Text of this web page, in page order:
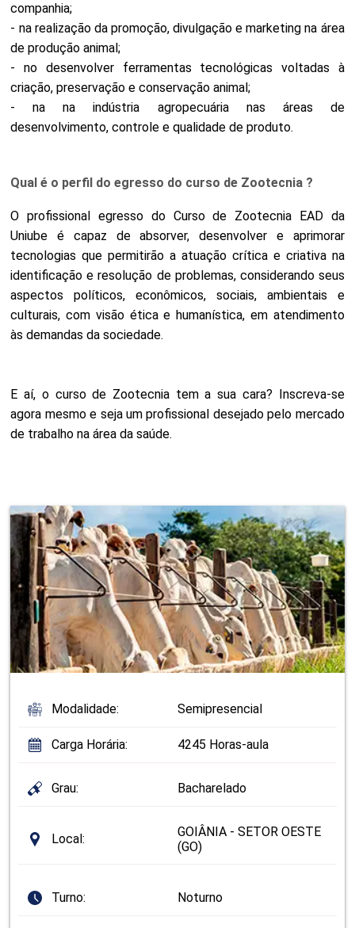
Modalidade: Semipresencial
Carga Horária: 4245 Horas-aula
Grau: Bacharelado
Local:
GOIÂNIA - SETOR OESTE
(GO)
Turno: Noturno
companhia;
- na realização da promoção, divulgação e marketing na área
de produção animal;
- no desenvolver ferramentas tecnológicas voltadas à
criação, preservação e conservação animal;
- na na indústria agropecuária nas áreas de
desenvolvimento, controle e qualidade de produto.
Qual é o perfil do egresso do curso de Zootecnia ?
O profissional egresso do Curso de Zootecnia EAD da
Uniube é capaz de absorver, desenvolver e aprimorar
tecnologias que permitirão a atuação crítica e criativa na
identificação e resolução de problemas, considerando seus
aspectos políticos, econômicos, sociais, ambientais e
culturais, com visão ética e humanística, em atendimento
às demandas da sociedade.
E aí, o curso de Zootecnia tem a sua cara? Inscreva-se
agora mesmo e seja um profissional desejado pelo mercado
de trabalho na área da saúde.